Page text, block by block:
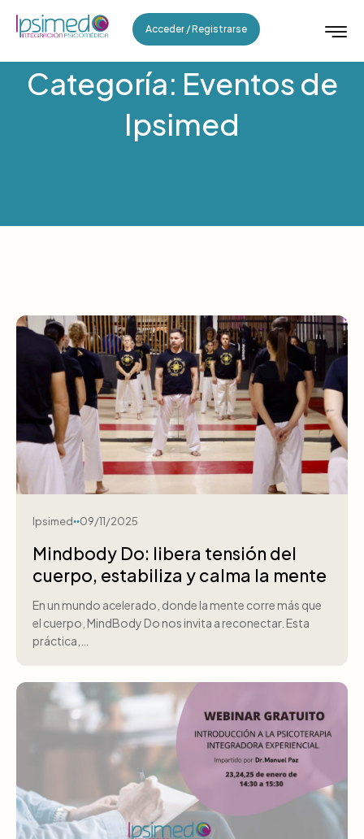
Acceder / Registrarse
Categoría: Eventos de
Ipsimed
Ipsimed 09/11/2025
Mindbody Do: libera tensión del
cuerpo, estabiliza y calma la mente
En un mundo acelerado, donde la mente corre más que
el cuerpo, MindBody Do nos invita a reconectar. Esta
práctica,…